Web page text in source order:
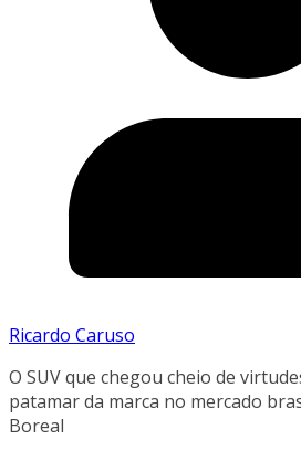
Ricardo Caruso
O SUV que chegou cheio de
patamar da marca no mercado
Boreal